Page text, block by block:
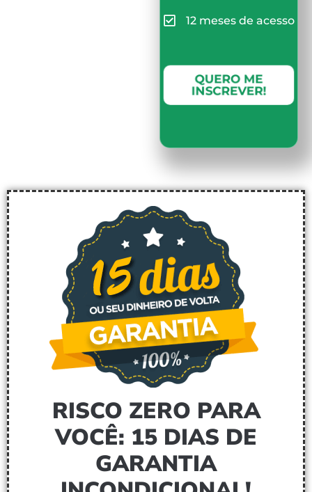
12 meses de acesso
QUERO ME
INSCREVER!
RISCO ZERO PARA
VOCÊ: 15 DIAS DE
GARANTIA